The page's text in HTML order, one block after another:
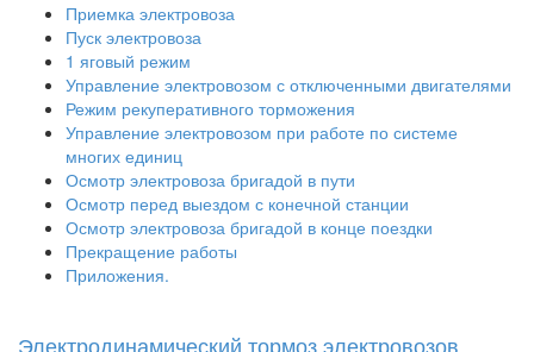
Приемка электровоза
Пуск электровоза
1 яговый режим
Управление электровозом с отключенными двигателями
Режим рекуперативного торможения
Управление электровозом при работе по системе
многих единиц
Осмотр электровоза бригадой в пути
Осмотр перед выездом с конечной станции
Осмотр электровоза бригадой в конце поездки
Прекращение работы
Приложения.
Электродинамический тормоз электровозов